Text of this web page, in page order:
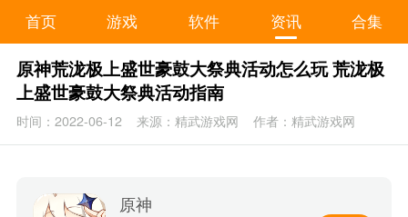
首页 游戏 软件 资讯 合集
原神荒泷极上盛世豪鼓大祭典活动怎么玩 荒泷极
上盛世豪鼓大祭典活动指南
时间：2022-06-12 来源：精武游戏网 作者：精武游戏网
原神